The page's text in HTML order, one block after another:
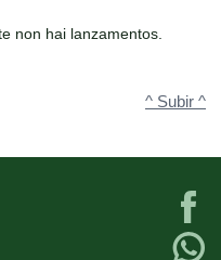
non hai lanzamentos.
^ Subir ^